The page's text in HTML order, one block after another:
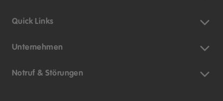
Quick Links
Unternehmen
Notruf & Störungen